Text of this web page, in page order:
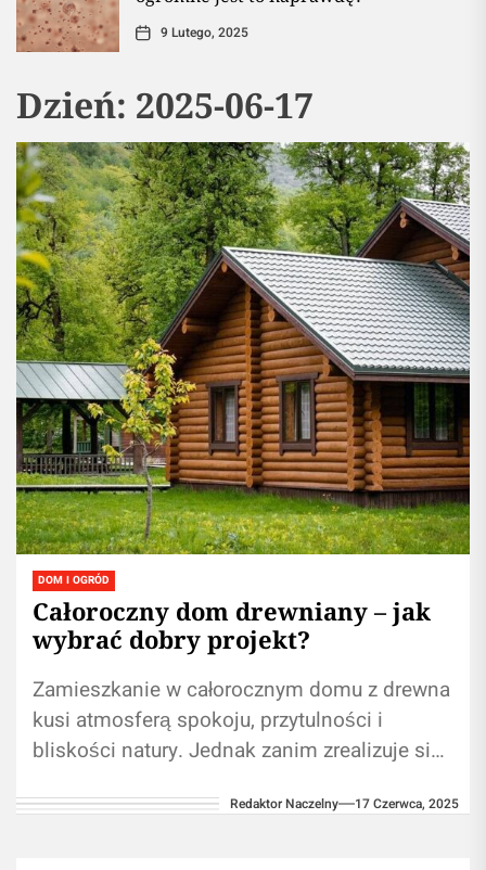
9 Lutego, 2025
Dzień: 2025-06-17
DOM I OGRÓD
Całoroczny dom drewniany – jak
wybrać dobry projekt?
Zamieszkanie w całorocznym domu z drewna
kusi atmosferą spokoju, przytulności i
bliskości natury. Jednak zanim zrealizuje się
będzie odpowiedni....Redaktor Naczelny 17 Czerwca, 2025